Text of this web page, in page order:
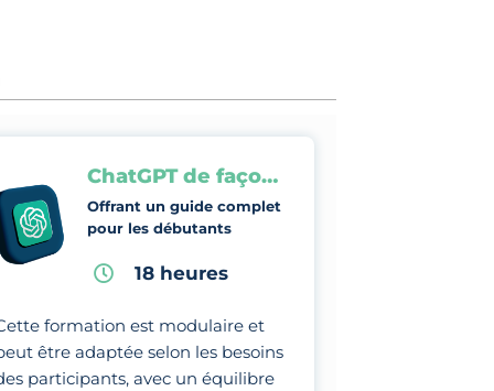
ChatGPT de façon professionnelle
Offrant un guide complet
pour les débutants
18 heures
formation est modulaire et
être adaptée selon les besoins
participants, avec un équilibre